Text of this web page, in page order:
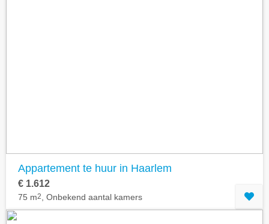
Appartement te huur in Haarlem
€ 1.612
75 m2 , Onbekend aantal kamers